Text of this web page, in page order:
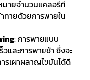
มายจำนวนแคลอรีที่
ทายด้วยการพายใน
: การพายแบบ
และการพายช้า ซึ่งจะ
รเผาผลาญไขมันได้ดี